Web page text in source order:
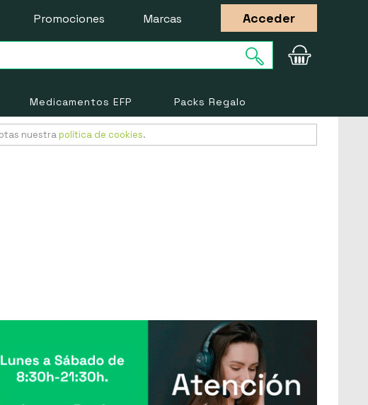
Promociones Marcas Acceder
Medicamentos EFP Packs Regalo
nuestra política de cookies.